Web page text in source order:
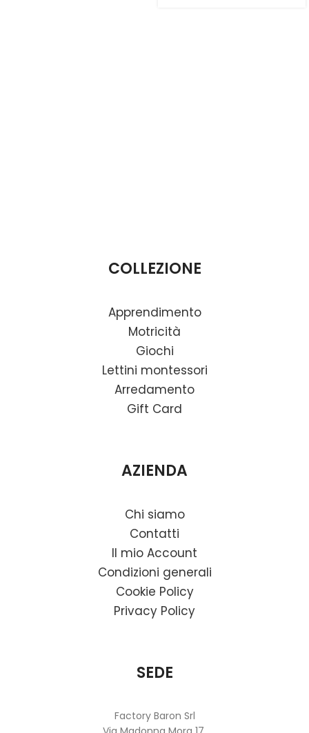
COLLEZIONE
Apprendimento
Motricità
Giochi
Lettini montessori
Arredamento
Gift Card
AZIENDA
Chi siamo
Contatti
Il mio Account
Condizioni generali
Cookie Policy
Privacy Policy
SEDE
Factory Baron Srl